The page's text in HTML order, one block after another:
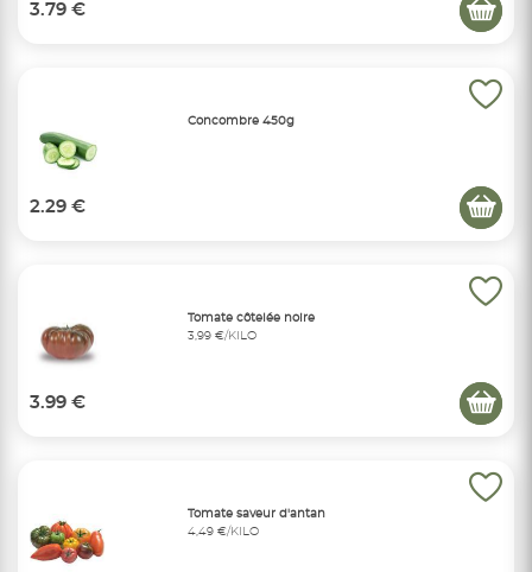
3.79 €
Concombre 450g
2.29 €
Tomate côtelée noire
3,99 €/KILO
3.99 €
Tomate saveur d'antan
4,49 €/KILO